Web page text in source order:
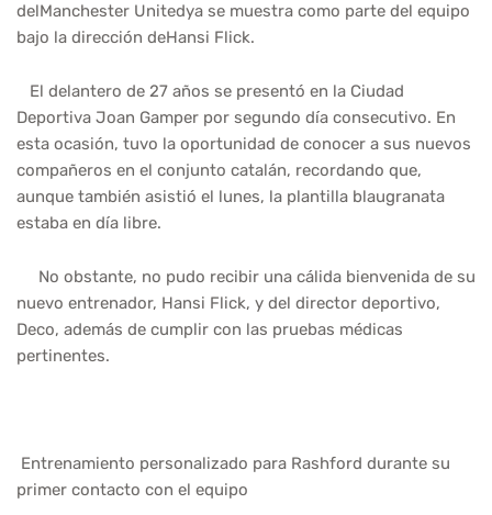
delManchester Unitedya se muestra como parte del equipo
bajo la dirección deHansi Flick.
El delantero de 27 años se presentó en la Ciudad
Deportiva Joan Gamper por segundo día consecutivo. En
esta ocasión, tuvo la oportunidad de conocer a sus nuevos
compañeros en el conjunto catalán, recordando que,
aunque también asistió el lunes, la plantilla blaugranata
estaba en día libre.
No obstante, no pudo recibir una cálida bienvenida de su
nuevo entrenador, Hansi Flick, y del director deportivo,
Deco, además de cumplir con las pruebas médicas
pertinentes.
Entrenamiento personalizado para Rashford durante su
primer contacto con el equipo